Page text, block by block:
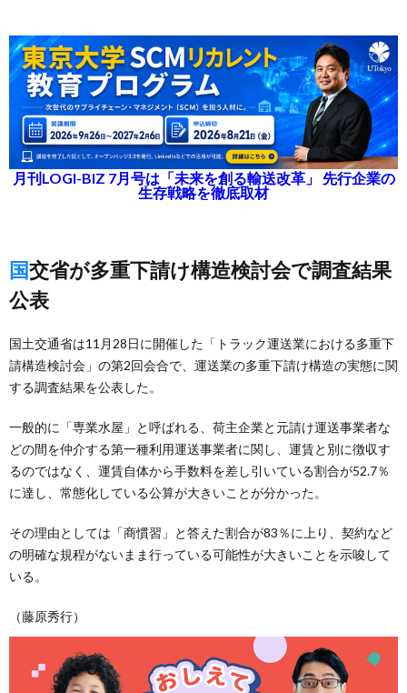
月刊LOGI-BIZ 7月号は「未来を創る輸送改革」 先行企業の
生存戦略を徹底取材
国交省が多重下請け構造検討会で調査結果
公表
国土交通省は11月28日に開催した「トラック運送業における多重下
請構造検討会」の第2回会合で、運送業の多重下請け構造の実態に関
する調査結果を公表した。
一般的に「専業水屋」と呼ばれる、荷主企業と元請け運送事業者な
どの間を仲介する第一種利用運送事業者に関し、運賃と別に徴収す
るのではなく、運賃自体から手数料を差し引いている割合が52.7％
に達し、常態化している公算が大きいことが分かった。
その理由としては「商慣習」と答えた割合が83％に上り、契約など
の明確な規程がないまま行っている可能性が大きいことを示唆して
いる。
（藤原秀行）